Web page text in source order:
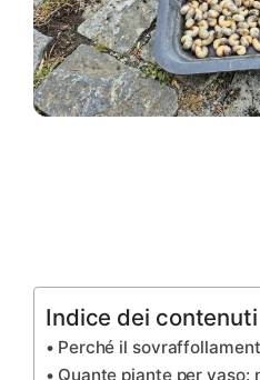
Indice dei contenuti
Perché il
Quante piante per vaso: